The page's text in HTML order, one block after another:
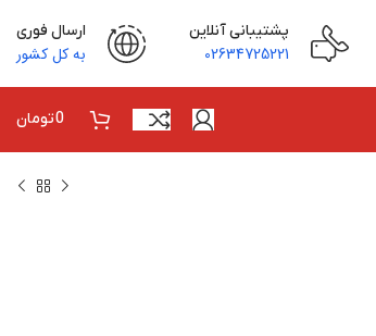
پشتیبانی آنلاین
02634725221
ارسال فوری
به کل کشور
0تومان